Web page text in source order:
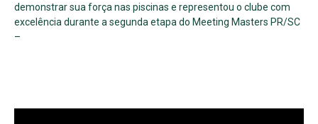
demonstrar sua força nas piscinas e representou o clube com
excelência durante a segunda etapa do Meeting Masters PR/SC
–